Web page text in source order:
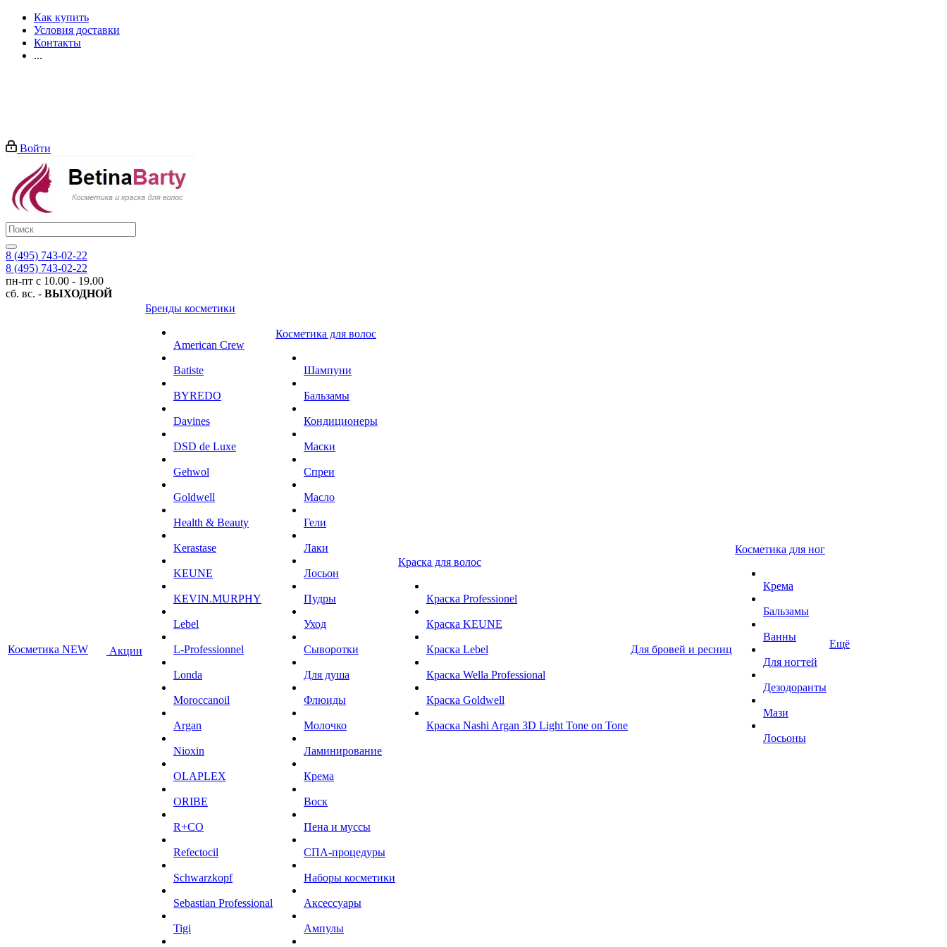
Как купить
Условия доставки
Контакты
...
Войти
8 (495) 743-02-22
8 (495) 743-02-22
пн-пт с 10.00 - 19.00
сб. вс. - ВЫХОДНОЙ
Косметика NEW Акции
Бренды косметики
American Crew
Batiste
BYREDO
Davines
DSD de Luxe
Gehwol
Goldwell
Health & Beauty
Kerastase
KEUNE
KEVIN.MURPHY
Lebel
L-Professionnel
Londa
Moroccanoil
Argan
Niохin
OLAPLEX
ORIBE
R+CO
Refectocil
Schwarzkopf
Sebastian Professional
Tigi
Косметика для волос
Шампуни
Бальзамы
Кондиционеры
Маски
Спреи
Масло
Гели
Лаки
Лосьон
Пудры
Уход
Сыворотки
Для душа
Флюиды
Молочко
Ламинирование
Крема
Воск
Пена и муссы
СПА-процедуры
Наборы косметики
Аксессуары
Ампулы
Краска для волос
Краска Professionel
Краска KEUNE
Краска Lebel
Краска Wella Professional
Краска Goldwell
Краска Nashi Argan 3D Light Tone on Tone
Для бровей и ресниц
Косметика для ног
Крема
Бальзамы
Ванны
Для ногтей
Дезодоранты
Мази
Лосьоны
Ещё